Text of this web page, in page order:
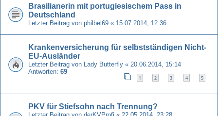
Brasilianerin mit portugiesischem Pass in
Deutschland
Letzter Beitrag von philbel69 « 15.07.2014, 12:36
Krankenversicherung für selbstständigen Nicht-
EU-Ausländer
Letzter Beitrag von Lady Butterfly « 20.06.2014, 15:14
Antworten: 69
1 2 3 4 5
PKV für Stiefsohn nach Trennung?
Letzter Beitrag von derKVProfi « 22.05.2014, 23:28